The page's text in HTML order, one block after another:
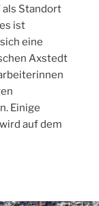
als Standort
ist
eine
Axstedt
Einige
auf dem